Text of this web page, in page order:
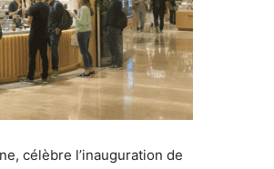
célèbre l’inauguration de